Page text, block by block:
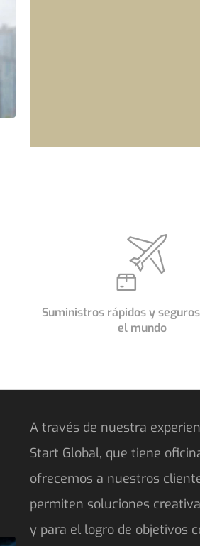
Trabajamos
todas las
exitoso. En la
investigación y
de proveedores
Suministros rápidos y
el mundo
A través de nuestra
Start Global, que tiene
ofrecemos a nuestros
permiten soluciones
y para el logro de objetivos